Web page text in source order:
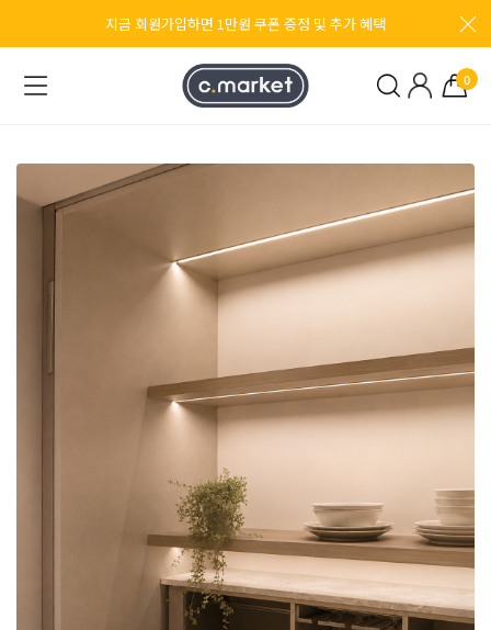
지금 회원가입하면 1만원 쿠폰 증정 및 추가 혜택
0